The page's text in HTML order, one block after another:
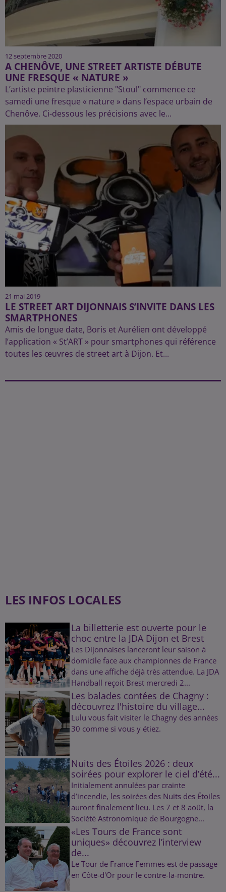
12 septembre 2020
A CHENÔVE, UNE STREET ARTISTE DÉBUTE
UNE FRESQUE « NATURE »
L’artiste peintre plasticienne "Stoul" commence ce
samedi une fresque « nature » dans l’espace urbain de
Chenôve. Ci-dessous les précisions avec le...
21 mai 2019
LE STREET ART DIJONNAIS S’INVITE DANS LES
SMARTPHONES
Amis de longue date, Boris et Aurélien ont développé
l’application « St’ART » pour smartphones qui référence
toutes les œuvres de street art à Dijon. Et...
LES INFOS LOCALES
La billetterie est ouverte pour le
choc entre la JDA Dijon et Brest
Les Dijonnaises lanceront leur saison à
domicile face aux championnes de France
dans une affiche déjà très attendue. La JDA
Handball reçoit Brest mercredi 2...
Les balades contées de Chagny :
découvrez l'histoire du village...
Lulu vous fait visiter le Chagny des années
30 comme si vous y étiez.
Nuits des Étoiles 2026 : deux
soirées pour explorer le ciel d’été...
Initialement annulées par crainte
d’incendie, les soirées des Nuits des Étoiles
auront finalement lieu. Les 7 et 8 août, la
Société Astronomique de Bourgogne...
«Les Tours de France sont
uniques» découvrez l’interview
de...
Le Tour de France Femmes est de passage
en Côte-d'Or pour le contre-la-montre.